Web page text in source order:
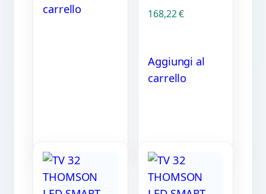
carrello
168,22€
Aggiungi al
carrello